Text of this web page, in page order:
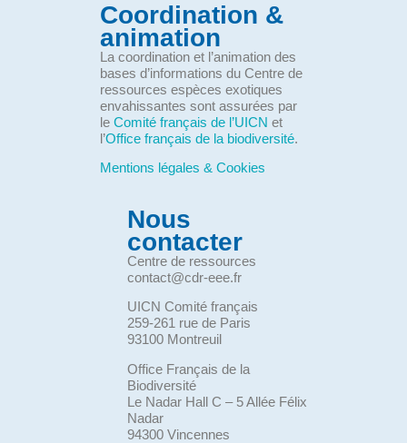
Coordination &
animation
La coordination et l’animation des
bases d’informations du Centre de
ressources espèces exotiques
envahissantes sont assurées par
le Comité français de l’UICN et
l’Office français de la biodiversité.
Mentions légales & Cookies
Nous
contacter
Centre de ressources
contact@cdr-eee.fr
UICN Comité français
259-261 rue de Paris
93100 Montreuil
Office Français de la
Biodiversité
Le Nadar Hall C – 5 Allée Félix
Nadar
94300 Vincennes